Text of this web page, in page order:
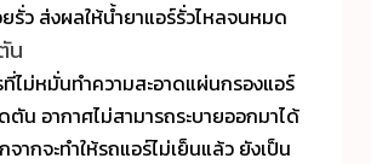
รั่ว ส่งผลให้น้ำยาแอร์รั่วไหลจนหมด
น
ไม่หมั่นทำความสะอาดแผ่นกรองแอร์
ตัน อากาศไม่สามารถระบายออกมาได้
ากจะทำให้รถแอร์ไม่เย็นแล้ว ยังเป็น